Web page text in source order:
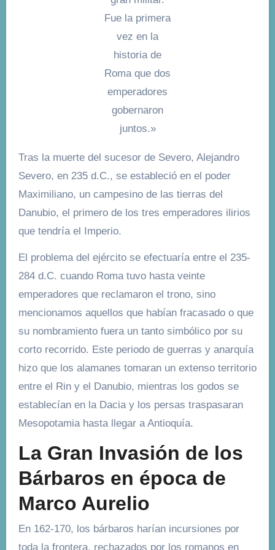
Fue la primera
vez en la
historia de
Roma que dos
emperadores
gobernaron
juntos.»
Tras la muerte del sucesor de Severo, Alejandro
Severo, en 235 d.C., se estableció en el poder
Maximiliano, un campesino de las tierras del
Danubio, el primero de los tres emperadores ilirios
que tendría el Imperio.
El problema del ejército se efectuaría entre el 235-
284 d.C. cuando Roma tuvo hasta veinte
emperadores que reclamaron el trono, sino
mencionamos aquellos que habían fracasado o que
su nombramiento fuera un tanto simbólico por su
corto recorrido. Este periodo de guerras y anarquía
hizo que los alamanes tomaran un extenso territorio
entre el Rin y el Danubio, mientras los godos se
establecían en la Dacia y los persas traspasaran
Mesopotamia hasta llegar a Antioquía.
La Gran Invasión de los
Bárbaros en época de
Marco Aurelio
En 162-170, los bárbaros harían incursiones por
toda la frontera, rechazados por los romanos en